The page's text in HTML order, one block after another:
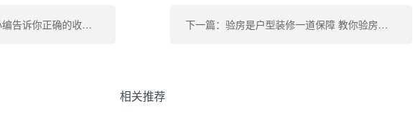
上一篇：收房经验介绍 小编告诉你正确的收房步骤都是什么 下一篇：验房是户型装修一道保障 教你验房都验哪些项目
相关推荐